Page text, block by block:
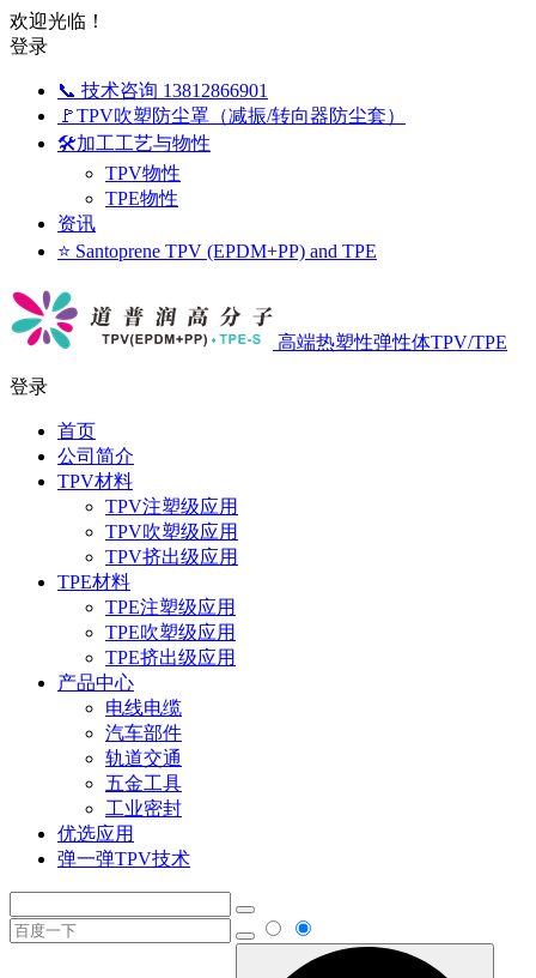
欢迎光临！
登录
📞 技术咨询 13812866901
🚩TPV吹塑防尘罩（减振/转向器防尘套）
🛠️加工工艺与物性
TPV物性
TPE物性
资讯
⭐ Santoprene TPV (EPDM+PP) and TPE
高端热塑性弹性体TPV/TPE
登录
首页
公司简介
TPV材料
TPV注塑级应用
TPV吹塑级应用
TPV挤出级应用
TPE材料
TPE注塑级应用
TPE吹塑级应用
TPE挤出级应用
产品中心
电线电缆
汽车部件
轨道交通
五金工具
工业密封
优选应用
弹一弹TPV技术